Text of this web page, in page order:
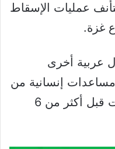
عمليات الإسقاط
غزة.
عربية أخرى
إنسانية من
الجو نهاية 2024، لكنها توقفت قبل أكثر من 6